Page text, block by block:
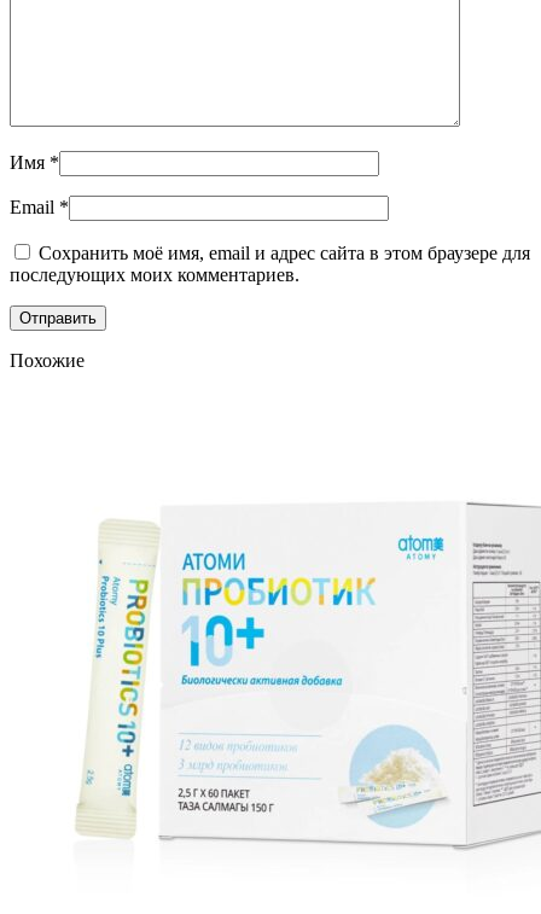
Имя *
Email *
Сохранить моё имя, email и адрес сайта в этом браузере для
последующих моих комментариев.
Похожие